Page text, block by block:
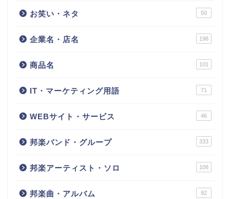
お笑い・ネタ 50
企業名・店名 198
商品名 101
IT・マーケティング用語 71
WEBサイト・サービス 46
邦楽バンド・グループ 333
邦楽アーティスト・ソロ 108
邦楽曲・アルバム 92